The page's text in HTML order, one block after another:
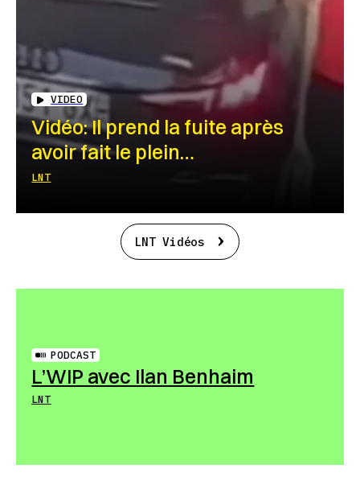
VIDEO
Vidéo: Il prend la fuite après
avoir fait le plein…
LNT
LNT Vidéos
PODCAST
L’WIP avec Ilan Benhaim
LNT